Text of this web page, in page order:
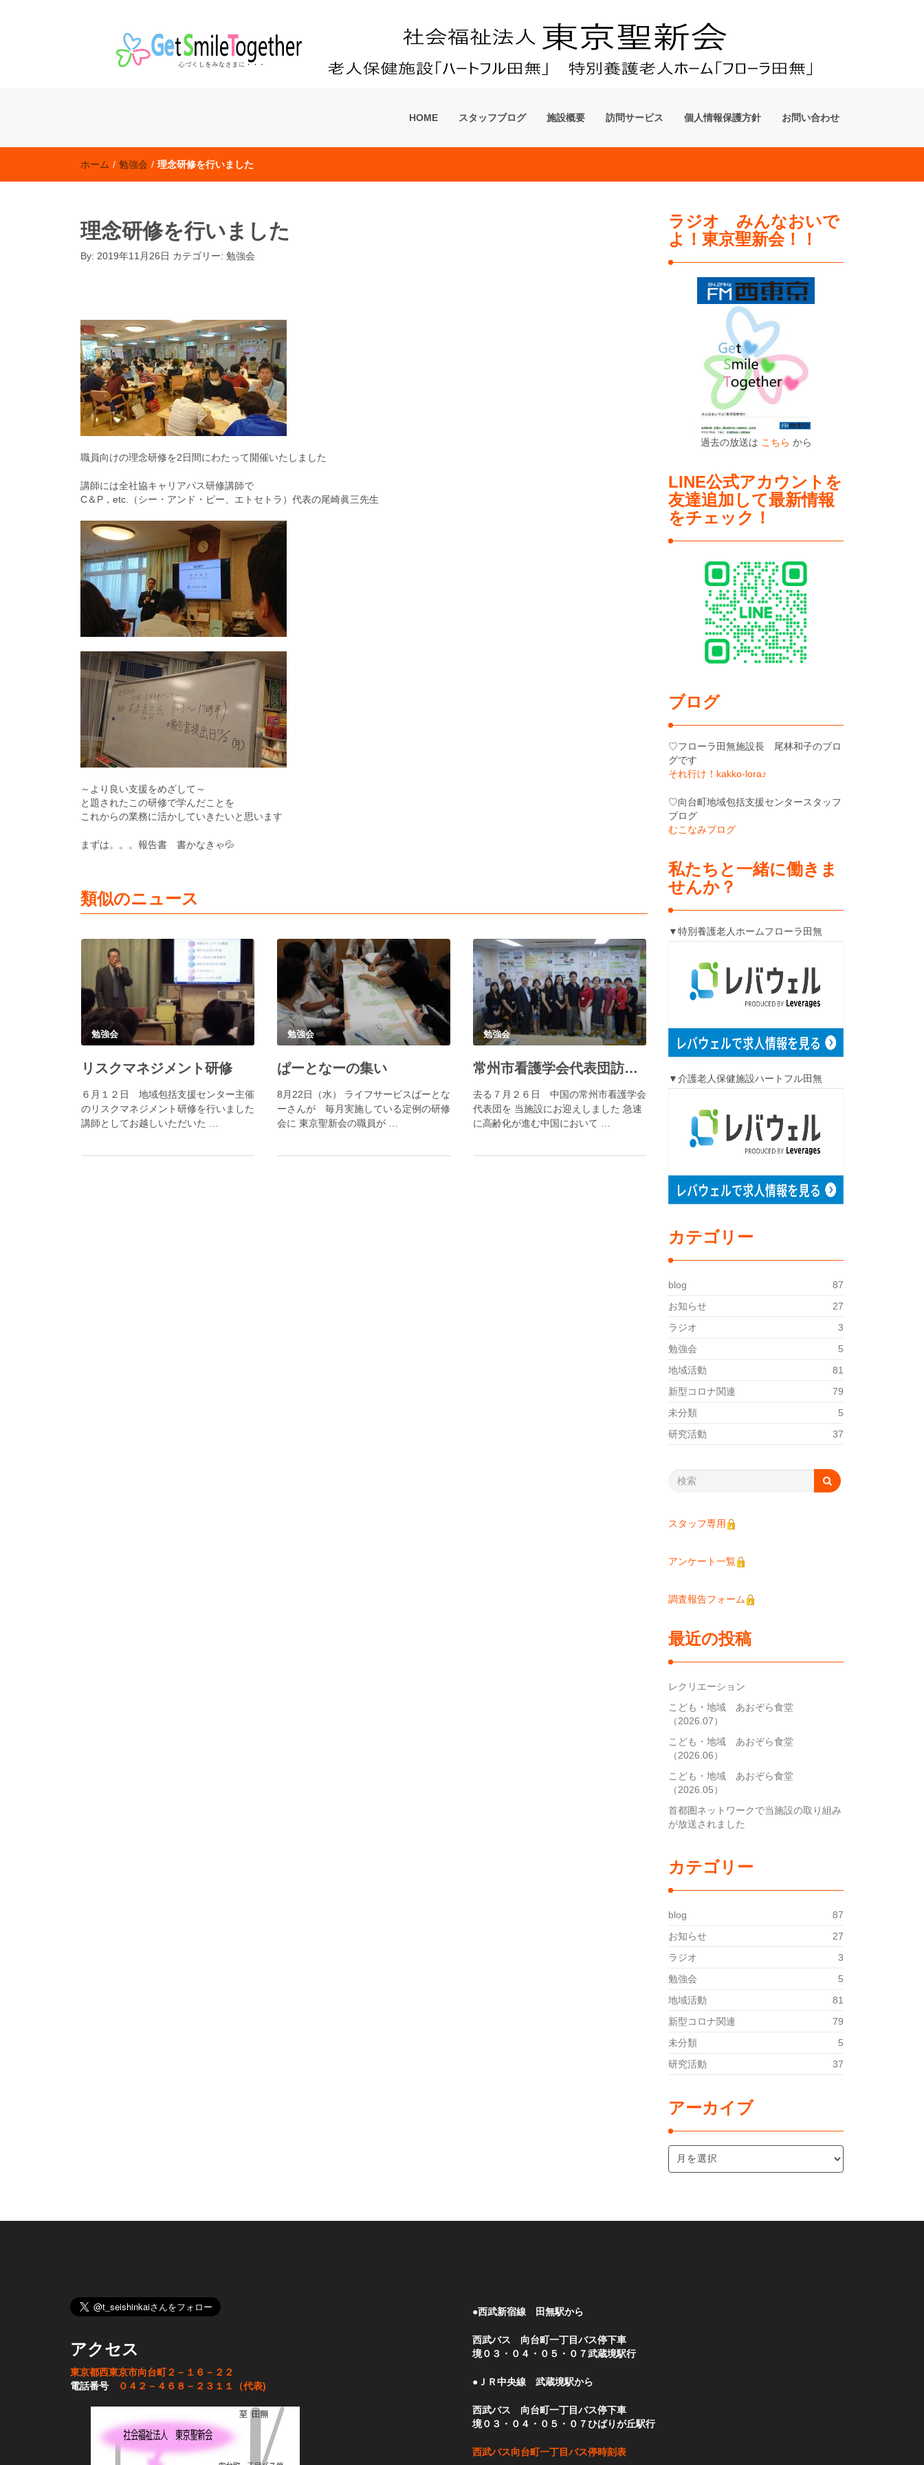
HOME スタッフブログ 施設概要 訪問サービス 個人情報保護方針 お問い合わせ
ホーム / 勉強会 / 理念研修を行いました
理念研修を行いました
By: 2019年11月26日 カテゴリー: 勉強会
職員向けの理念研修を2日間にわたって開催いたしました
講師には全社協キャリアパス研修講師で
C＆P，etc.（シー・アンド・ピー、エトセトラ）代表の尾崎眞三先生
～より良い支援をめざして～
と題されたこの研修で学んだことを
これからの業務に活かしていきたいと思います
まずは。。。報告書 書かなきゃ💦
類似のニュース
勉強会
リスクマネジメント研修
６月１２日 地域包括支援センター主催
のリスクマネジメント研修を行いました
講師としてお越しいただいた …
勉強会
ぱーとなーの集い
8月22日（水） ライフサービスぱーとな
ーさんが 毎月実施している定例の研修
会に 東京聖新会の職員が …
勉強会
常州市看護学会代表団訪日研修
去る７月２６日 中国の常州市看護学会
代表団を 当施設にお迎えしました 急速
に高齢化が進む中国において …
ラジオ みんなおいで
よ！東京聖新会！！
過去の放送は こちら から
LINE公式アカウントを
友達追加して最新情報
をチェック！
ブログ
♡フローラ田無施設長 尾林和子のブロ
グです
それ行け！kakko-lora♪
♡向台町地域包括支援センタースタッフ
ブログ
むこなみブログ
私たちと一緒に働きま
せんか？
▼特別養護老人ホームフローラ田無
▼介護老人保健施設ハートフル田無
カテゴリー
blog
87
お知らせ
27
ラジオ
3
勉強会
5
地域活動
81
新型コロナ関連
79
未分類
5
研究活動
37
スタッフ専用
アンケート一覧
調査報告フォーム
最近の投稿
レクリエーション
こども・地域 あおぞら食堂
（2026.07）
こども・地域 あおぞら食堂
（2026.06）
こども・地域 あおぞら食堂
（2026.05）
首都圏ネットワークで当施設の取り組み
が放送されました
カテゴリー
blog
87
お知らせ
27
ラジオ
3
勉強会
5
地域活動
81
新型コロナ関連
79
未分類
5
研究活動
37
アーカイブ
アクセス
東京都西東京市向台町２－１６－２２
電話番号
０４２－４６８－２３１１（代表)
●西武新宿線 田無駅から
西武バス 向台町一丁目バス停下車
境０３・０４・０５・０７武蔵境駅行
●ＪＲ中央線 武蔵境駅から
西武バス 向台町一丁目バス停下車
境０３・０４・０５・０７ひばりが丘駅行
西武バス向台町一丁目バス停時刻表